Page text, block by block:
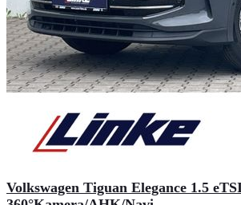
Volkswagen Tiguan Elegance 1.5